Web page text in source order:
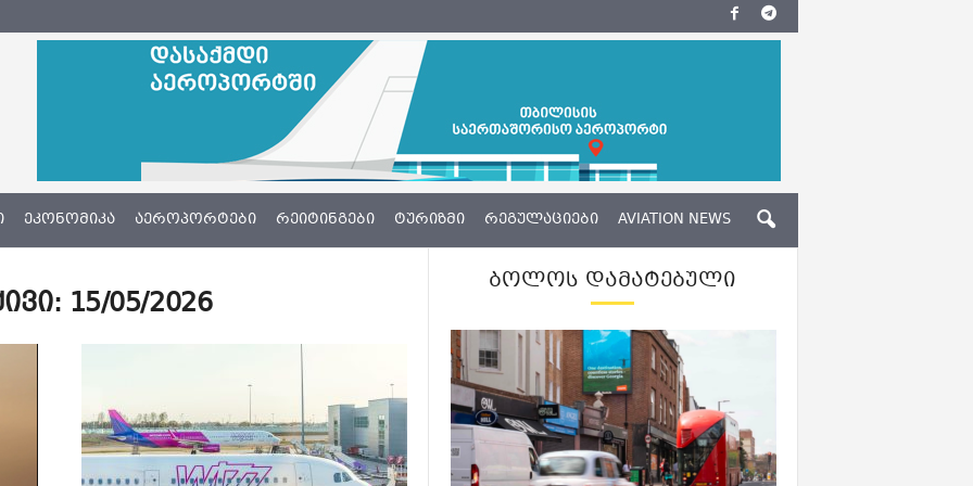
ᲔᲙᲝᲜᲝᲛᲘᲙᲐ ᲐᲔᲠᲝᲞᲝᲠᲢᲔᲑᲘ ᲠᲔᲘᲢᲘᲜᲒᲔᲑᲘ ᲢᲣᲠᲘᲖᲛᲘ ᲠᲔᲒᲣᲚᲐᲪᲘᲔᲑᲘ AVIATION NEWS
15/05/2026
ᲑᲝᲚᲝᲡ ᲓᲐᲛᲐᲢᲔᲑᲣᲚᲘ